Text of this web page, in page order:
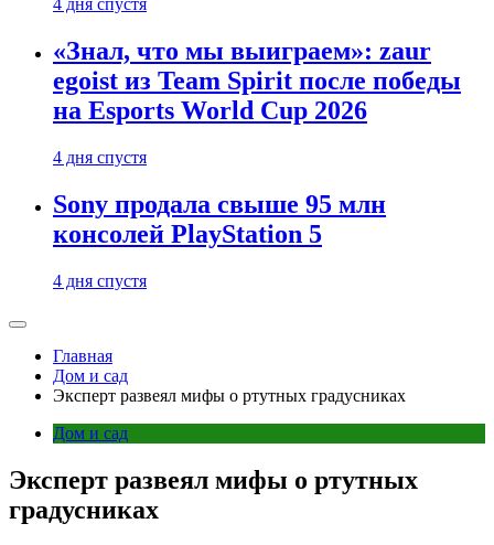
4 дня спустя
«Знал, что мы выиграем»: zaur
egoist из Team Spirit после победы
на Esports World Cup 2026
4 дня спустя
Sony продала свыше 95 млн
консолей PlayStation 5
4 дня спустя
Главная
Дом и сад
Эксперт развеял мифы о ртутных градусниках
Дом и сад
Эксперт развеял мифы о ртутных
градусниках